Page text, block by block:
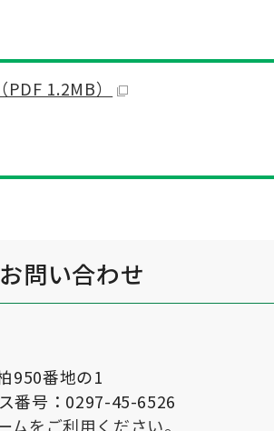
1.2MB）
お問い合わせ
950番地の1
番号：0297-45-6526
をご利用ください。